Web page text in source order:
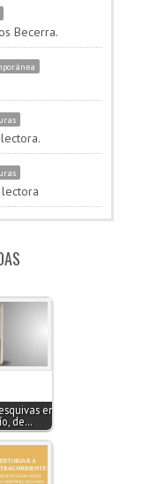
Becerra.
en
de…